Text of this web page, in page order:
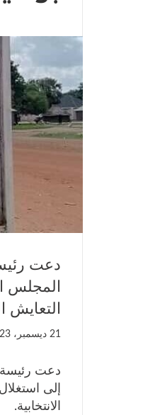
دعت
المجلس
التعايش
21 ديسمبر، 2023
دعت رئيسة
إلى
الانتخابية.